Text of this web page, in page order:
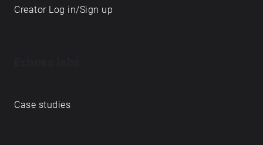
Creator Log in/Sign up
Case studies